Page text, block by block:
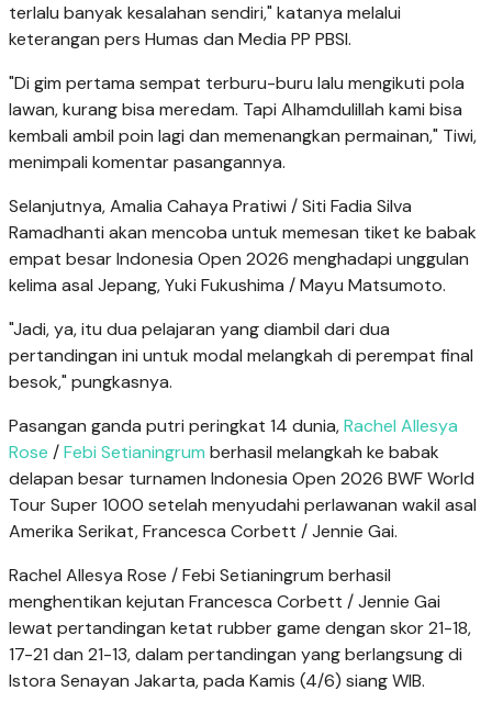
terlalu banyak kesalahan sendiri," katanya melalui
keterangan pers Humas dan Media PP PBSI.
"Di gim pertama sempat terburu-buru lalu mengikuti pola
lawan, kurang bisa meredam. Tapi Alhamdulillah kami bisa
kembali ambil poin lagi dan memenangkan permainan," Tiwi,
menimpali komentar pasangannya.
Selanjutnya, Amalia Cahaya Pratiwi / Siti Fadia Silva
Ramadhanti akan mencoba untuk memesan tiket ke babak
empat besar Indonesia Open 2026 menghadapi unggulan
kelima asal Jepang, Yuki Fukushima / Mayu Matsumoto.
"Jadi, ya, itu dua pelajaran yang diambil dari dua
pertandingan ini untuk modal melangkah di perempat final
besok," pungkasnya.
Pasangan ganda putri peringkat 14 dunia,Rachel Allesya
Rose /Febi Setianingrum berhasil melangkah ke babak
delapan besar turnamen Indonesia Open 2026 BWF World
Tour Super 1000 setelah menyudahi perlawanan wakil asal
Amerika Serikat, Francesca Corbett / Jennie Gai.
Rachel Allesya Rose / Febi Setianingrum berhasil
menghentikan kejutan Francesca Corbett / Jennie Gai
lewat pertandingan ketat rubber game dengan skor 21-18,
17-21 dan 21-13, dalam pertandingan yang berlangsung di
Istora Senayan Jakarta, pada Kamis (4/6) siang WIB.